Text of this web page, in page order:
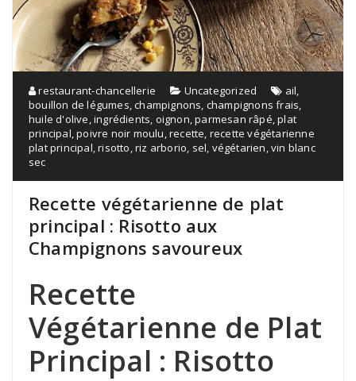
restaurant-chancellerie Uncategorized ail,
bouillon de légumes,champignons, champignons frais,
huile d'olive,ingrédients, oignon,parmesan râpé,plat
principal,poivre noir moulu,recette, recette végétarienne
plat principal,risotto,riz arborio, sel, végétarien,vin blanc
sec
Recette végétarienne de plat
principal : Risotto aux
Champignons savoureux
Recette
Végétarienne de Plat
Principal : Risotto